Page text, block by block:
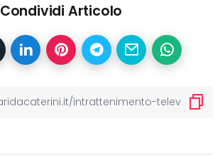
Condividi Articolo